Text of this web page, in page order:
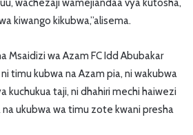
wachezaji wamejiandaa vya kutosha,
kiwango kikubwa,”alisema.
Msaidizi wa Azam FC Idd Abubakar
timu kubwa na Azam pia, ni wakubwa
kuchukua taji, ni dhahiri mechi haiwezi
ukubwa wa timu zote kwani presha